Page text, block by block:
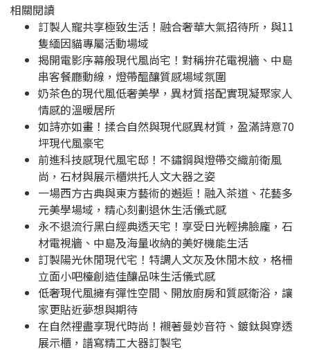
相關閱讀
訂製人寵共享極致生活！融合奢華大氣招待所，與11
隻緬因貓專屬活動場域
揭開電影序幕般現代風尚宅！對稱拚花電視牆、中島
串客餐廳動線，燈帶醞釀質感場域氛圍
奶茶色的現代風低奢美學，異材質搭配實現凝聚家人
情感的溫暖居所
如詩亦如畫！揉合自然與現代感異材質，盈滿詩意70
坪現代風豪宅
前進科技感現代風宅邸！不鏽鋼與燈帶交織前衛風
尚，石材與展示櫃烘托人文大器之姿
一場西方古典與東方藝術的邂逅！融入茶道、花藝多
元美學場域，精心刻劃退休生活儀式感
永不退流行黑白經典透天宅！享受日光輕拂臉龐，石
材電視牆、中島及海量收納的美好機能生活
訂製陽光休閒現代宅！特調人文灰及休閒木紋，格柵
立面小吧檯創造佳釀品味生活儀式感
低奢現代風擁有彈性空間、開放廚房和質感衛浴，讓
家更貼近夢想與期待
在自然裡盡享現代時尚！襯著曼妙音符、鍍鈦與穿透
展示櫃，譜寫精工大器訂製宅